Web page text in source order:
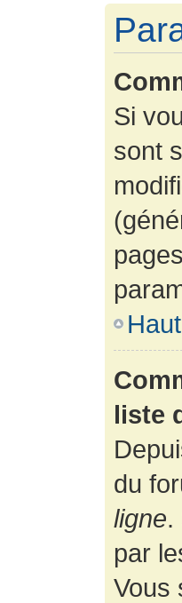
Si
sont
Haut
liste
du
ligne.
par
Vous